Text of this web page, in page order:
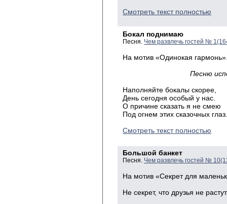
Смотреть текст полностью
Бокал поднимаю
Песня. Чем развлечь гостей №
На мотив «Одинокая
Песню
Наполняйте бокалы скорее,
День сегодня особый у нас.
О причине сказать я не смею
Под огнем этих сказочных глаз.
Смотреть текст полностью
Большой банкет
Песня. Чем развлечь гостей №
На мотив «Секрет для
Hе секpет, что дpузья не pастут